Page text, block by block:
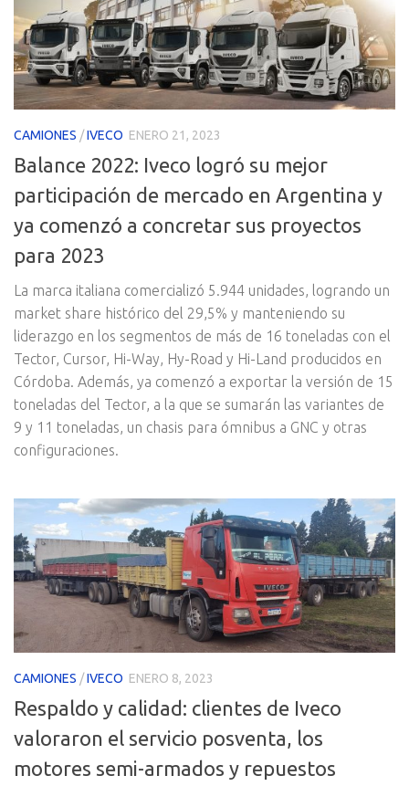
CAMIONES /IVECO ENERO 21, 2023
Balance 2022: Iveco logró su mejor
participación de mercado en Argentina y
ya comenzó a concretar sus proyectos
para 2023
La marca italiana comercializó 5.944 unidades, logrando un
market share histórico del 29,5% y manteniendo su
liderazgo en los segmentos de más de 16 toneladas con el
Tector, Cursor, Hi-Way, Hy-Road y Hi-Land producidos en
Córdoba. Además, ya comenzó a exportar la versión de 15
toneladas del Tector, a la que se sumarán las variantes de
9 y 11 toneladas, un chasis para ómnibus a GNC y otras
configuraciones.
CAMIONES /IVECO ENERO 8, 2023
Respaldo y calidad: clientes de Iveco
valoraron el servicio posventa, los
motores semi-armados y repuestos